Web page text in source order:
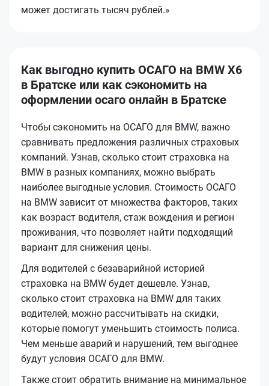
может достигать тысяч рублей.»
Как выгодно купить ОСАГО на BMW X6
в Братске или как сэкономить на
оформлении осаго онлайн в Братске
Чтобы сэкономить на ОСАГО для BMW, важно
сравнивать предложения различных страховых
компаний. Узнав, сколько стоит страховка на
BMW в разных компаниях, можно выбрать
наиболее выгодные условия. Стоимость ОСАГО
на BMW зависит от множества факторов, таких
как возраст водителя, стаж вождения и регион
проживания, что позволяет найти подходящий
вариант для снижения цены.
Для водителей с безаварийной историей
страховка на BMW будет дешевле. Узнав,
сколько стоит страховка на BMW для таких
водителей, можно рассчитывать на скидки,
которые помогут уменьшить стоимость полиса.
Чем меньше аварий и нарушений, тем выгоднее
будут условия ОСАГО для BMW.
Также стоит обратить внимание на минимальное